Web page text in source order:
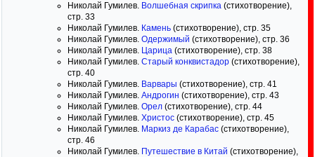
Николай Гумилев. Волшебная скрипка (стихотворение),
стр. 33
Николай Гумилев. Камень (стихотворение), стр. 35
Николай Гумилев. Одержимый (стихотворение), стр. 36
Николай Гумилев. Царица (стихотворение), стр. 38
Николай Гумилев. Старый конквистадор (стихотворение),
стр. 40
Николай Гумилев. Варвары (стихотворение), стр. 41
Николай Гумилев. Андрогин (стихотворение), стр. 43
Николай Гумилев. Орел (стихотворение), стр. 44
Николай Гумилев. Христос (стихотворение), стр. 45
Николай Гумилев. Маркиз де Карабас (стихотворение),
стр. 46
Николай Гумилев. Путешествие в Китай (стихотворение),